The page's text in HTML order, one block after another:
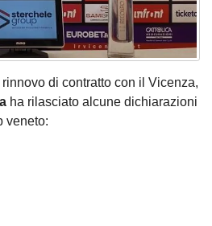
di contratto con il Vicenza,
ha rilasciato alcune dichiarazioni
veneto: